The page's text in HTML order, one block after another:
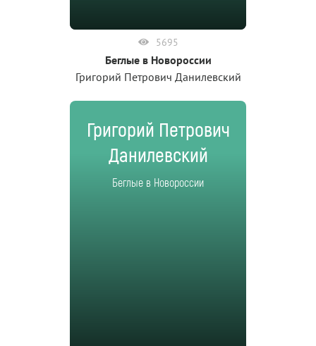
5695
Беглые в Новороссии
Григорий Петрович Данилевский
Григорий Петрович
Данилевский
Беглые в Новороссии